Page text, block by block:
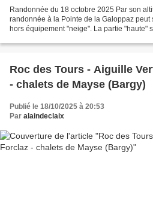
Randonnée du 18 octobre 2025 Par son
randonnée à la Pointe de la Galoppaz peut
hors équipement "neige". La partie "haute"
Roc des Tours - Aiguille
- chalets de Mayse (Bargy)
Publié le 18/10/2025 à 20:53
Par alaindeclaix